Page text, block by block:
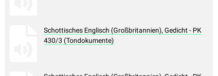
Schottisches Englisch (Großbritannien), Gedicht - PK
430/3 (Tondokumente)